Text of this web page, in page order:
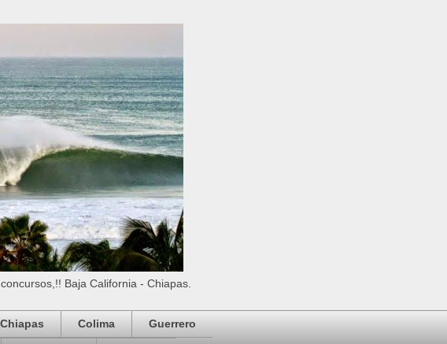
Baja California - Chiapas.
Chiapas Colima Guerrero